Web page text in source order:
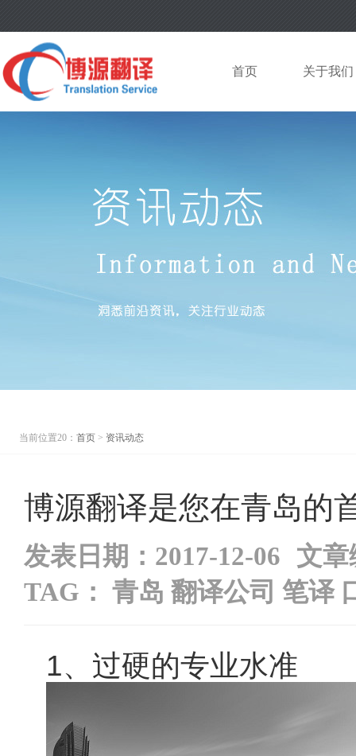
首页 关于我们
当前位置20： 首页 > 资讯动态
博源翻译是您在青岛的
发表日期：2017-12-06
文章
TAG： 青岛 翻译公司 笔译
1、过硬的专业水准